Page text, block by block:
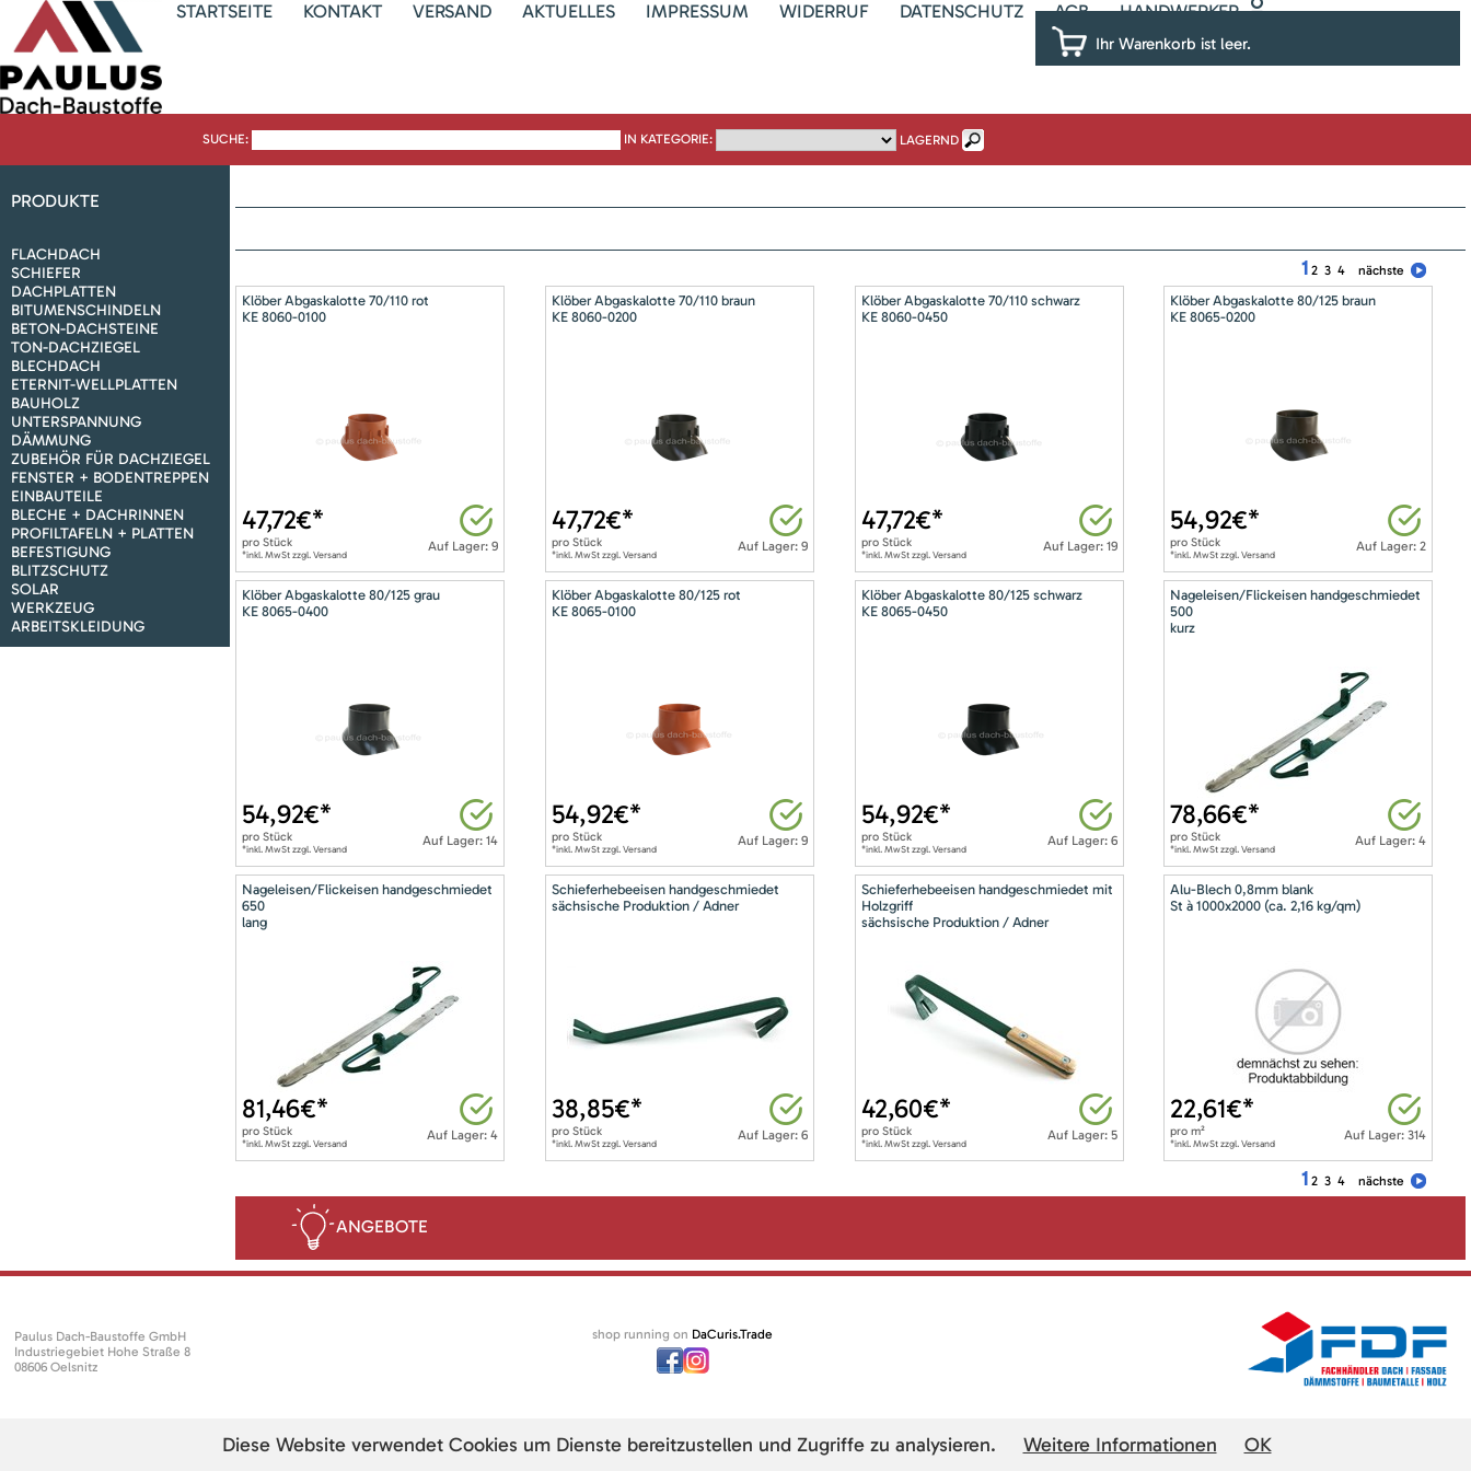
STARTSEITE KONTAKT VERSAND AKTUELLES IMPRESSUM WIDERRUF DATENSCHUTZ AGB HANDWERKER
Ihr Warenkorb ist leer.
SUCHE: IN KATEGORIE: LAGERND
PRODUKTE
FLACHDACH
SCHIEFER
DACHPLATTEN
BITUMENSCHINDELN
BETON-DACHSTEINE
TON-DACHZIEGEL
BLECHDACH
ETERNIT-WELLPLATTEN
BAUHOLZ
UNTERSPANNUNG
DÄMMUNG
ZUBEHÖR FÜR DACHZIEGEL
FENSTER + BODENTREPPEN
EINBAUTEILE
BLECHE + DACHRINNEN
PROFILTAFELN + PLATTEN
BEFESTIGUNG
BLITZSCHUTZ
SOLAR
WERKZEUG
ARBEITSKLEIDUNG
1 2 3 4 nächste
Klöber Abgaskalotte 70/110 rot
KE 8060-0100
Auf Lager: 9
47,72€*
pro Stück
*inkl. MwSt zzgl. Versand
Klöber Abgaskalotte 70/110 braun
KE 8060-0200
Auf Lager: 9
47,72€*
pro Stück
*inkl. MwSt zzgl. Versand
Klöber Abgaskalotte 70/110 schwarz
KE 8060-0450
Auf Lager: 19
47,72€*
pro Stück
*inkl. MwSt zzgl. Versand
Klöber Abgaskalotte 80/125 braun
KE 8065-0200
Auf Lager: 2
54,92€*
proStück
*inkl. MwSt zzgl. Versand
Klöber Abgaskalotte 80/125 grau
KE 8065-0400
Auf Lager: 14
54,92€*
pro Stück
*inkl. MwSt zzgl. Versand
Klöber Abgaskalotte 80/125 rot
KE 8065-0100
Auf Lager: 9
54,92€*
pro Stück
*inkl. MwSt zzgl. Versand
Klöber Abgaskalotte 80/125 schwarz
KE 8065-0450
Auf Lager: 6
54,92€*
pro Stück
*inkl. MwSt zzgl. Versand
Nageleisen/Flickeisen handgeschmiedet
500
kurz
Auf Lager: 4
78,66€*
proStück
*inkl. MwSt zzgl. Versand
Nageleisen/Flickeisen handgeschmiedet
650
lang
Auf Lager: 4
81,46€*
pro Stück
*inkl. MwSt zzgl. Versand
Schieferhebeeisen handgeschmiedet
sächsische Produktion / Adner
Auf Lager: 6
38,85€*
pro Stück
*inkl. MwSt zzgl. Versand
Schieferhebeeisen handgeschmiedet mit
Holzgriff
sächsische Produktion / Adner
Auf Lager: 5
42,60€*
pro Stück
*inkl. MwSt zzgl. Versand
Alu-Blech 0,8mm blank
St à 1000x2000 (ca. 2,16 kg/qm)
Auf Lager: 314
22,61€*
prom²
*inkl. MwSt zzgl. Versand
1 2 3 4 nächste
ANGEBOTE
Paulus Dach-Baustoffe GmbH
Industriegebiet Hohe Straße 8
08606 Oelsnitz
shop running on DaCuris.Trade
Diese Website verwendet Cookies um Dienste bereitzustellen und Zugriffe zu analysieren. Weitere Informationen OK